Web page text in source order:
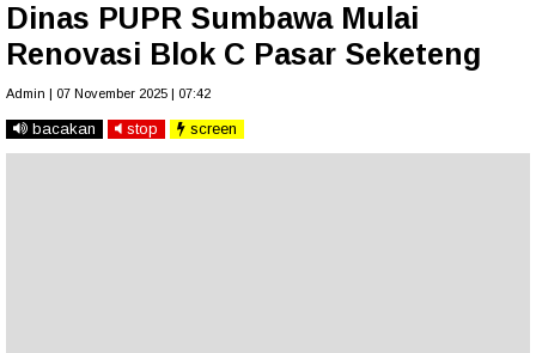
Dinas PUPR Sumbawa Mulai
Renovasi Blok C Pasar Seketeng
Admin | 07 November 2025 | 07:42
bacakan stop screen